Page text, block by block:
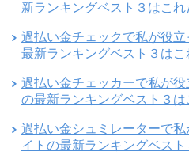
新ランキングベスト３はこれ
過払い金チェックで私が役
最新ランキングベスト３はこ
過払い金チェッカーで私が役
の最新ランキングベスト３は
過払い金シュミレーターで
イトの最新ランキングベスト